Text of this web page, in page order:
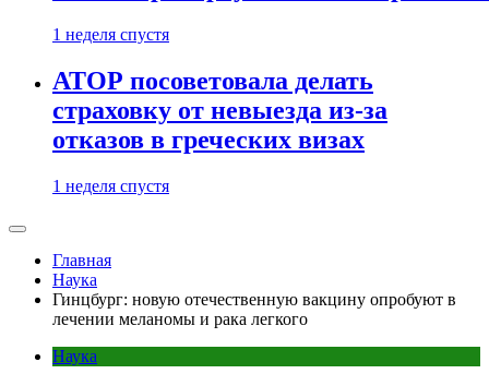
1 неделя спустя
АТОР посоветовала делать
страховку от невыезда из-за
отказов в греческих визах
1 неделя спустя
Главная
Наука
Гинцбург: новую отечественную вакцину опробуют в
лечении меланомы и рака легкого
Наука